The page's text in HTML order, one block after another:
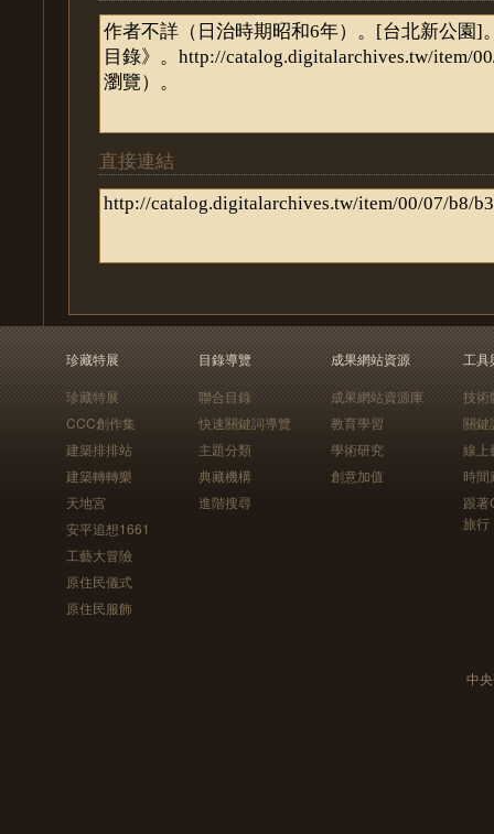
直接連結
珍藏特展
珍藏特展
CCC創作集
建築排排站
建築轉轉樂
天地宮
安平追想1661
工藝大冒險
原住民儀式
原住民服飾
目錄導覽
聯合目錄
快速關鍵詞導覽
主題分類
典藏機構
進階搜尋
成果網站資源
成果網站資源庫
教育學習
學術研究
創意加值
工具
技術
關鍵
線上
時間
跟
旅行
中